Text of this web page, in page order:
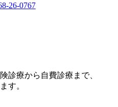
診療から自費診療まで、
す。